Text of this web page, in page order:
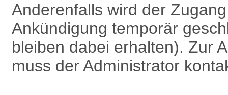
Anderenfalls wird der
Ankündigung temporär
bleiben dabei erhalten). Zur
muss der Administrator